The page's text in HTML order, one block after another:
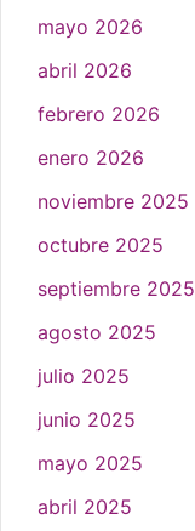
mayo 2026
abril 2026
febrero 2026
enero 2026
noviembre 2025
octubre 2025
septiembre 2025
agosto 2025
julio 2025
junio 2025
mayo 2025
abril 2025